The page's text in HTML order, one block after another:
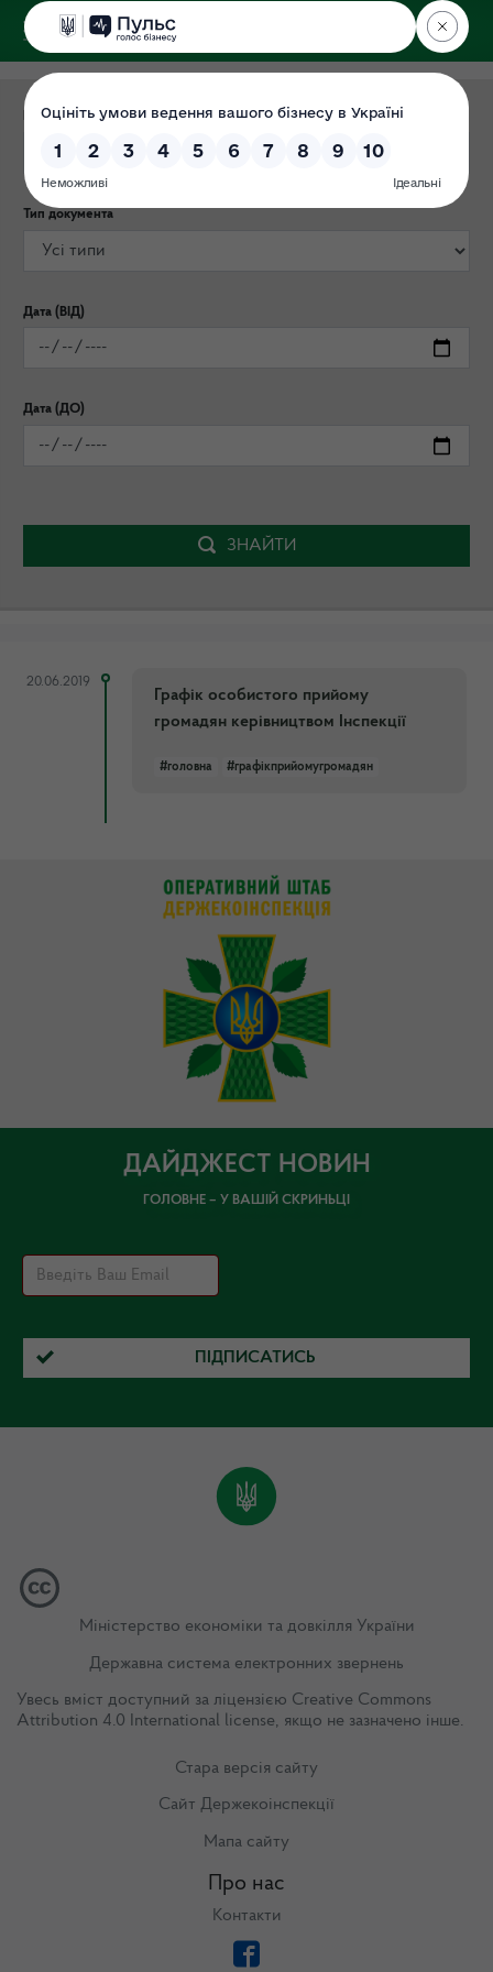
ДЕРЖЕКОІНСПЕКЦІЯ
у Львівській області
Категорія публікації
Тип документа
Дата (ВІД)
Дата (ДО)
ЗНАЙТИ
20.06.2019
Графік особистого прийому
громадян керівництвом Інспекції
#головна #графікприйомугромадян
ДАЙДЖЕСТ НОВИН
ГОЛОВНЕ – У ВАШІЙ СКРИНЬЦІ
ПІДПИСАТИСЬ
Міністерство економіки та довкілля України
Державна система електронних звернень
Увесь вміст доступний за ліцензією Creative Commons
Attribution 4.0 International license, якщо не зазначено інше.
Стара версія сайту
Сайт Держекоінспекції
Мапа сайту
Про нас
Контакти